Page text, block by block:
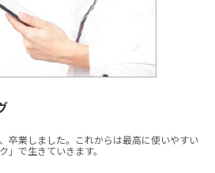
卒業しました。これからは最高に使いやすい
」で生きていきます。